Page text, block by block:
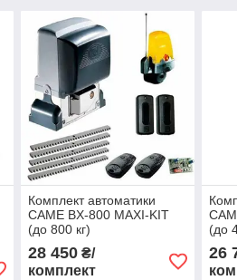
Комплект автоматики
CAME BX-800 MAXI-KIT
(до 800 кг)
28 450₴/
комплект
(до
26